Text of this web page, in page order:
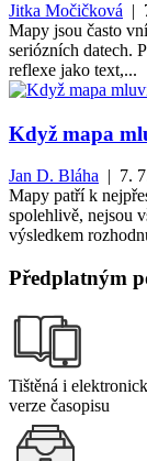
Jitka Močičková |
Mapy jsou často
seriózních datech.
reflexe jako text,...
Když mapa
Jan D. Bláha | 7.
Mapy patří k
spolehlivě, nejsou
výsledkem
Předplatným
Tištěná i
verze časopisu